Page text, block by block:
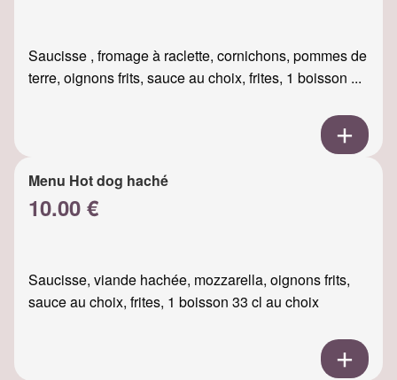
Saucisse , fromage à raclette, cornichons, pommes de
terre, oignons frits, sauce au choix, frites, 1 boisson ...
Menu Hot dog haché
10.00 €
Saucisse, viande hachée, mozzarella, oignons frits,
sauce au choix, frites, 1 boisson 33 cl au choix